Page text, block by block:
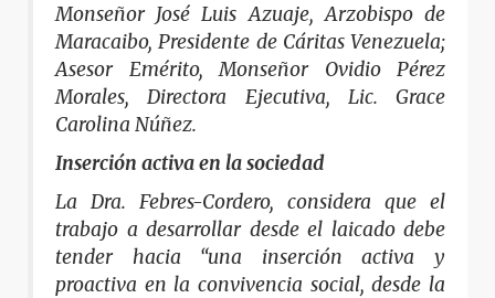
Monseñor José Luis Azuaje, Arzobispo de
Maracaibo, Presidente de Cáritas Venezuela;
Asesor Emérito, Monseñor Ovidio Pérez
Morales, Directora Ejecutiva, Lic. Grace
Carolina Núñez.
Inserción activa en la sociedad
La Dra. Febres-Cordero, considera que el
trabajo a desarrollar desde el laicado debe
tender hacia “una inserción activa y
proactiva en la convivencia social, desde la